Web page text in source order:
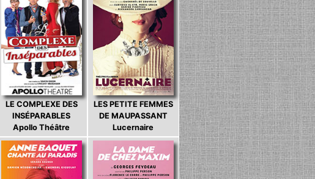
LE COMPLEXE DES
INSÉPARABLES
Apollo Théâtre
LES PETITE FEMMES
DE MAUPASSANT
Lucernaire